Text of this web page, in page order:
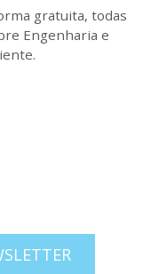
gratuita, todas
Engenharia e